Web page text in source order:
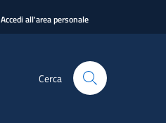
Accedi all'area personale
Cerca